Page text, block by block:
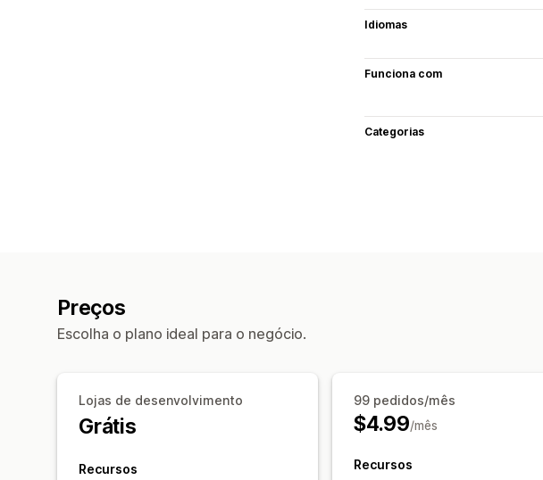
Idiomas
Funciona com
Categorias
Preços
Escolha o plano ideal para o negócio.
Lojas de desenvolvimento
Grátis
Recursos
99 pedidos/mês
$4.99/mês
Recursos